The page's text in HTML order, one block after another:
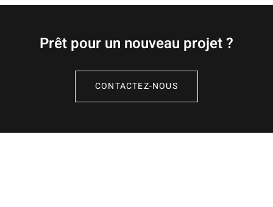
Prêt pour un nouveau projet ?
CONTACTEZ-NOUS